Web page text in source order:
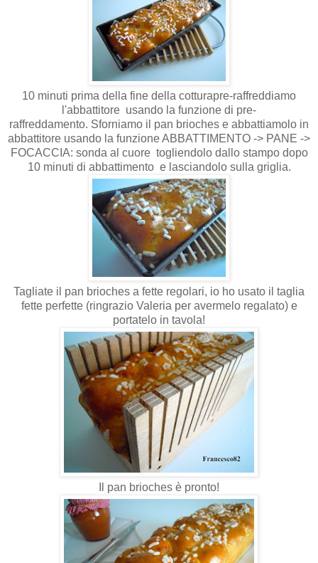
10 minuti prima della fine della cotturapre-raffreddiamo
l'abbattitore usando la funzione di pre-
raffreddamento. Sforniamo il pan brioches e abbattiamolo in
abbattitore usando la funzione ABBATTIMENTO -> PANE ->
FOCACCIA: sonda al cuore togliendolo dallo stampo dopo
10 minuti di abbattimento e lasciandolo sulla griglia.
Tagliate il pan brioches a fette regolari, io ho usato il taglia
fette perfette (ringrazio Valeria per avermelo regalato) e
portatelo in tavola!
Il pan brioches è pronto!